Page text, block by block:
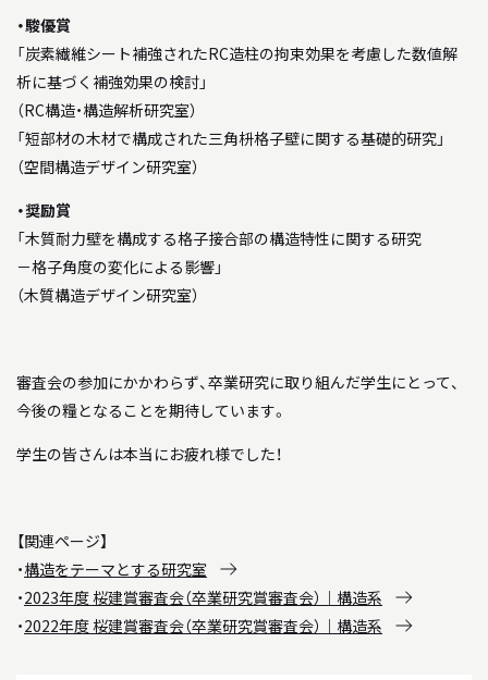
・駿優賞
「炭素繊維シート補強されたRC造柱の拘束効果を考慮した数値解
析に基づく補強効果の検討」
（RC構造・構造解析研究室）
「短部材の木材で構成された三角枡格子壁に関する基礎的研究」
（空間構造デザイン研究室）
・奨励賞
「木質耐力壁を構成する格子接合部の構造特性に関する研究
－格子角度の変化による影響」
（木質構造デザイン研究室）
審査会の参加にかかわらず、卒業研究に取り組んだ学生にとって、
今後の糧となることを期待しています。
学生の皆さんは本当にお疲れ様でした！
【関連ページ】
・構造をテーマとする研究室
・2023年度 桜建賞審査会（卒業研究賞審査会）｜構造系
・2022年度 桜建賞審査会（卒業研究賞審査会）｜構造系